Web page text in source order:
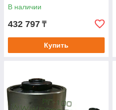
В наличии
432 797 ₸
Купить